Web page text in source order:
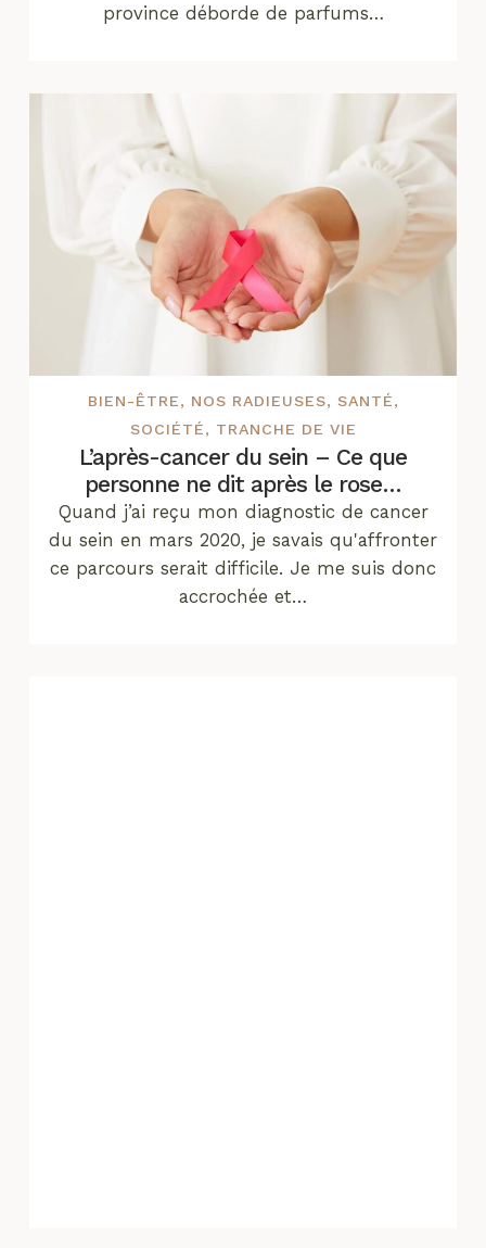
province déborde de parfums…
BIEN-ÊTRE, NOS RADIEUSES, SANTÉ,
SOCIÉTÉ, TRANCHE DE VIE
L’après-cancer du sein – Ce que
personne ne dit après le rose…
Quand j’ai reçu mon diagnostic de cancer
du sein en mars 2020, je savais qu'affronter
ce parcours serait difficile. Je me suis donc
accrochée et…